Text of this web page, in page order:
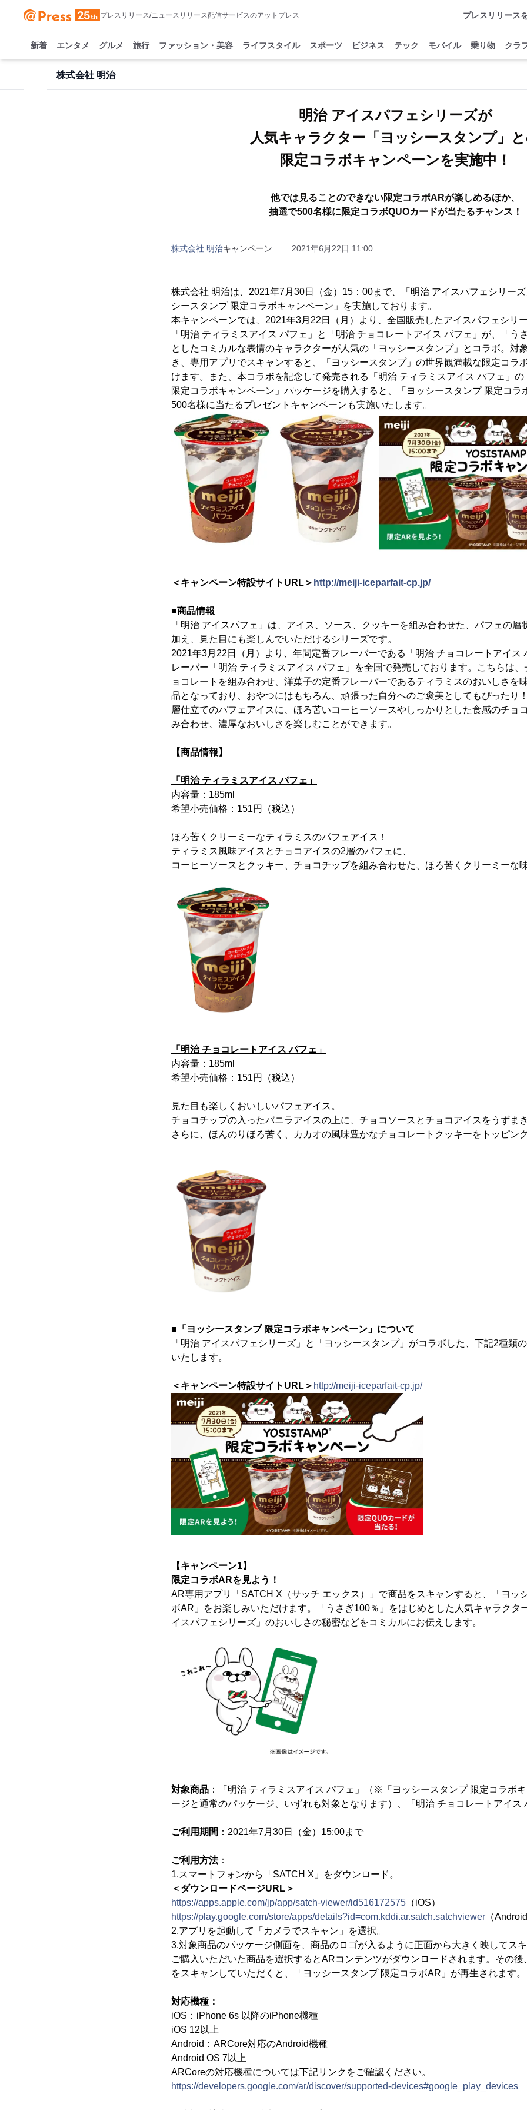
プレスリリース/ニュースリリース配信サービスのアットプレス プレスリリース
新着 エンタメ グルメ 旅行 ファッション・美容 ライフスタイル スポーツ ビジネス テック モバイル 乗り物 クラ
株式会社 明治
明治 アイスパフェシリーズが
人気キャラクター「ヨッシースタンプ」
限定コラボキャンペーンを実施中！
他では見ることのできない限定コラボARが楽しめるほか、
抽選で500名様に限定コラボQUOカードが当たるチャンス！
株式会社 明治キャンペーン 2021年6月22日 11:00
株式会社 明治は、2021年7月30日（金）15：00まで、「明治 アイスパフェシリー
シースタンプ 限定コラボキャンペーン」を実施しております。
本キャンペーンでは、2021年3月22日（月）より、全国販売したアイスパフェシリ
「明治 ティラミスアイス パフェ」と「明治 チョコレートアイス パフェ」が、「う
としたコミカルな表情のキャラクターが人気の「ヨッシースタンプ」とコラボ。対
き、専用アプリでスキャンすると、「ヨッシースタンプ」の世界観満載な限定コラ
けます。また、本コラボを記念して発売される「明治 ティラミスアイス パフェ」
限定コラボキャンペーン」パッケージを購入すると、「ヨッシースタンプ 限定コラ
500名様に当たるプレゼントキャンペーンも実施いたします。
＜キャンペーン特設サイトURL＞ http://meiji-iceparfait-cp.jp/
■商品情報
「明治 アイスパフェ」は、アイス、ソース、クッキーを組み合わせた、パフェの層
加え、見た目にも楽しんでいただけるシリーズです。
2021年3月22日（月）より、年間定番フレーバーである「明治 チョコレートアイス
レーバー「明治 ティラミスアイス パフェ」を全国で発売しております。こちらは
ョコレートを組み合わせ、洋菓子の定番フレーバーであるティラミスのおいしさを
品となっており、おやつにはもちろん、頑張った自分へのご褒美としてもぴったり
層仕立てのパフェアイスに、ほろ苦いコーヒーソースやしっかりとした食感のチョ
み合わせ、濃厚なおいしさを楽しむことができます。
【商品情報】
「明治 ティラミスアイス パフェ」
内容量：185ml
希望小売価格：151円（税込）
ほろ苦くクリーミーなティラミスのパフェアイス！
ティラミス風味アイスとチョコアイスの2層のパフェに、
コーヒーソースとクッキー、チョコチップを組み合わせた、ほろ苦くクリーミーな
「明治 チョコレートアイス パフェ」
内容量：185ml
希望小売価格：151円（税込）
見た目も楽しくおいしいパフェアイス。
チョコチップの入ったバニラアイスの上に、チョコソースとチョコアイスをうずま
さらに、ほんのりほろ苦く、カカオの風味豊かなチョコレートクッキーをトッピング
■「ヨッシースタンプ 限定コラボキャンペーン」について
「明治 アイスパフェシリーズ」と「ヨッシースタンプ」がコラボした、下記2種類
いたします。
＜キャンペーン特設サイトURL＞ http://meiji-iceparfait-cp.jp/
【キャンペーン1】
限定コラボARを見よう！
AR専用アプリ「SATCH X（サッチ エックス）」で商品をスキャンすると、「ヨッ
ボAR」をお楽しみいただけます。「うさぎ100％」をはじめとした人気キャラクタ
イスパフェシリーズ」のおいしさの秘密などをコミカルにお伝えします。
対象商品 ：「明治 ティラミスアイス パフェ」（※「ヨッシースタンプ 限定コラボ
ージと通常のパッケージ、いずれも対象となります）、「明治 チョコレートアイス
ご利用期間 ：2021年7月30日（金）15:00まで
ご利用方法：
1.スマートフォンから「SATCH X」をダウンロード。
＜ダウンロードページURL＞
https://apps.apple.com/jp/app/satch-viewer/id516172575 （iOS）
https://play.google.com/store/apps/details?id=com.kddi.ar.satch.satchviewer （Android
2.アプリを起動して「カメラでスキャン」を選択。
3.対象商品のパッケージ側面を、商品のロゴが入るように正面から大きく映してスキ
ご購入いただいた商品を選択するとARコンテンツがダウンロードされます。その後
をスキャンしていただくと、「ヨッシースタンプ 限定コラボAR」が再生されます。
対応機種：
iOS：iPhone 6s 以降のiPhone機種
iOS 12以上
Android：ARCore対応のAndroid機種
Android OS 7以上
ARCoreの対応機種については下記リンクをご確認ください。
https://developers.google.com/ar/discover/supported-devices#google_play_devices